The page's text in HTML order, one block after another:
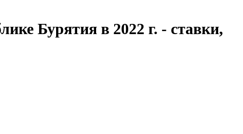
Бурятия в 2022 г. - ставки,